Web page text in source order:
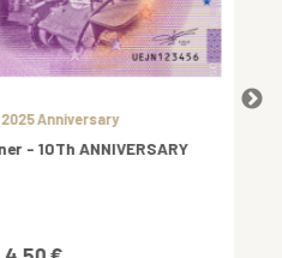
Anniversary
- 10Th ANNIVERSARY